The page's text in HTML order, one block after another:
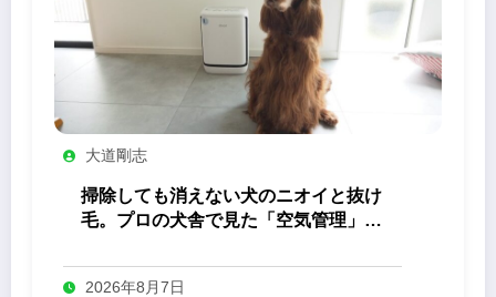
大道剛志
掃除しても消えない犬のニオイと抜け
毛。プロの犬舎で見た「空気管理」の
2026年8月7日